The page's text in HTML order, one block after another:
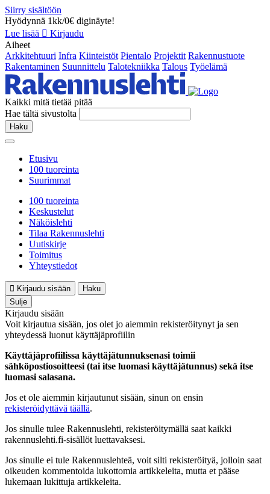
Siirry sisältöön
Hyödynnä 1kk/0€ diginäyte!
Lue lisää
Kirjaudu
Aiheet
Arkkitehtuuri Infra Kiinteistöt Pientalo Projektit Rakennustuote
Rakentaminen Suunnittelu Talotekniikka Talous Työelämä
Kaikki mitä tietää pitää
Hae tältä sivustolta
Haku
Etusivu
100 tuoreinta
Suurimmat
100 tuoreinta
Keskustelut
Näköislehti
Tilaa Rakennuslehti
Uutiskirje
Toimitus
Yhteystiedot
Kirjaudu sisään
Haku
Sulje
Kirjaudu sisään
Voit kirjautua sisään, jos olet jo aiemmin rekisteröitynyt ja sen
yhteydessä luonut käyttäjäprofiilin
Käyttäjäprofiilissa käyttäjätunnuksenasi toimii
sähköpostiosoitteesi (tai itse luomasi käyttäjätunnus) sekä itse
luomasi salasana.
Jos et ole aiemmin kirjautunut sisään, sinun on ensin
rekisteröidyttävä täällä.
Jos sinulle tulee Rakennuslehti, rekisteröitymällä saat kaikki
rakennuslehti.fi-sisällöt luettavaksesi.
Jos sinulle ei tule Rakennuslehteä, voit silti rekisteröityä, jolloin saat
oikeuden kommentoida lukottomia artikkeleita, mutta et pääse
lukemaan lukittuja artikkeleita.